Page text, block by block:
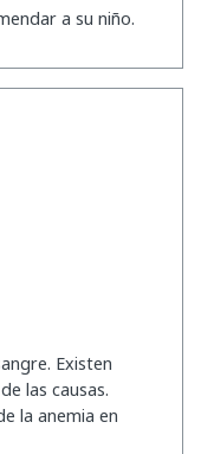
a su niño.
Existen
las causas.
la anemia en